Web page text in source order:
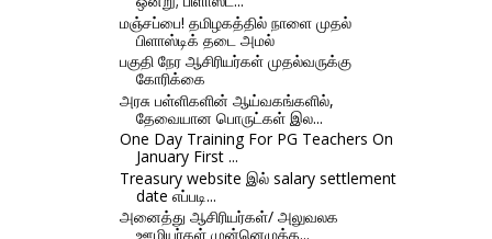
மஞ்சப்பை! தமிழகத்தில் நாளை முதல்
பிளாஸ்டிக் தடை அமல்
பகுதி நேர ஆசிரியர்கள் முதல்வருக்கு
கோரிக்கை
அரசு பள்ளிகளின் ஆய்வகங்களில்,
தேவையான பொருட்கள் இல...
One Day Training For PG Teachers On
January First ...
Treasury website இல் salary settlement
date எப்படி...
அனைத்து ஆசிரியர்கள்/ அலுவலக
ஊழியர்கள் முன்னெழுத்த...